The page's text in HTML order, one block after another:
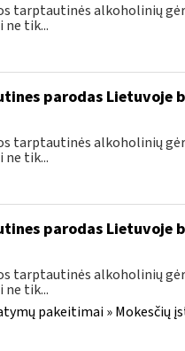
tarptautinės alkoholinių
ne tik...
parodas Lietuvoje
tarptautinės alkoholinių
ne tik...
parodas Lietuvoje
tarptautinės alkoholinių
ne tik...
pakeitimai » Mokesčių